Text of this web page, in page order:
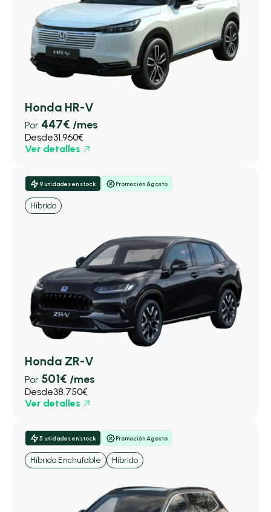
Honda HR-V
Por 447€ /mes
Desde31.960€
Ver detalles
9 unidades en stock Promoción Agosto
Híbrido
Honda ZR-V
Por 501€ /mes
Desde38.750€
Ver detalles
5 unidades en stock Promoción Agosto
Híbrido Enchufable Híbrido